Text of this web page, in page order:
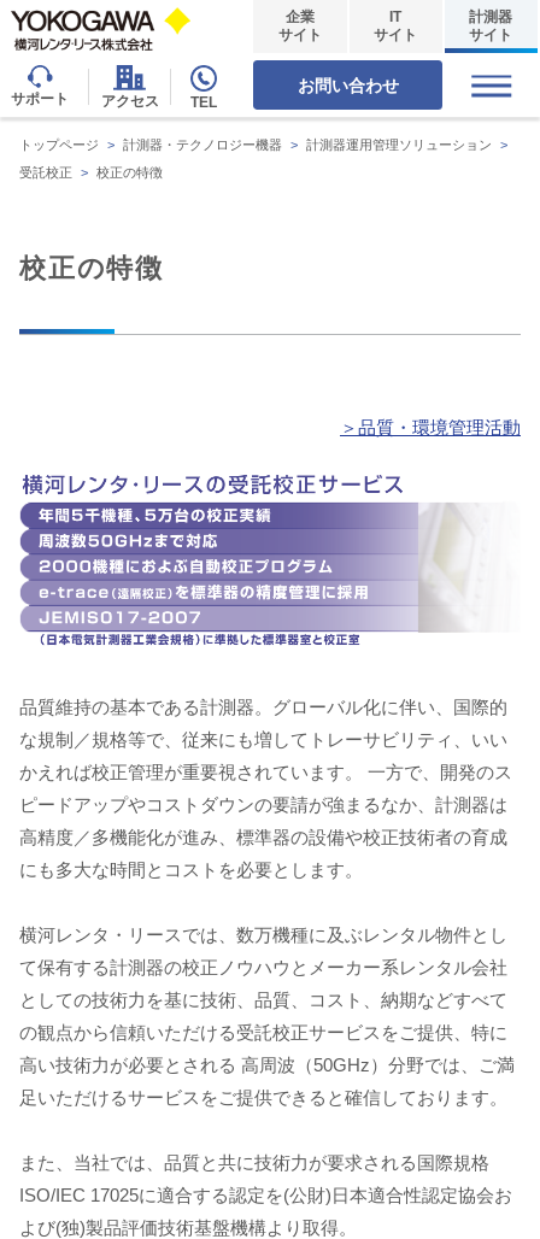
サポート アクセス TEL
企業
サイト
IT
サイト
計測器
サイト
お問い合わせ
トップページ > 計測器・テクノロジー機器 > 計測器運用管理ソリューション
>
受託校正
> 校正の特徴
校正の特徴
＞品質・環境管理活動
品質維持の基本である計測器。グローバル化に伴い、国際的
な規制／規格等で、従来にも増してトレーサビリティ、いい
かえれば校正管理が重要視されています。 一方で、開発のス
ピードアップやコストダウンの要請が強まるなか、計測器は
高精度／多機能化が進み、標準器の設備や校正技術者の育成
にも多大な時間とコストを必要とします。
横河レンタ・リースでは、数万機種に及ぶレンタル物件とし
て保有する計測器の校正ノウハウとメーカー系レンタル会社
としての技術力を基に技術、品質、コスト、納期などすべて
の観点から信頼いただける受託校正サービスをご提供、特に
高い技術力が必要とされる 高周波（50GHz）分野では、ご満
足いただけるサービスをご提供できると確信しております。
また、当社では、品質と共に技術力が要求される国際規格
ISO/IEC 17025に適合する認定を(公財)日本適合性認定協会お
よび(独)製品評価技術基盤機構より取得。